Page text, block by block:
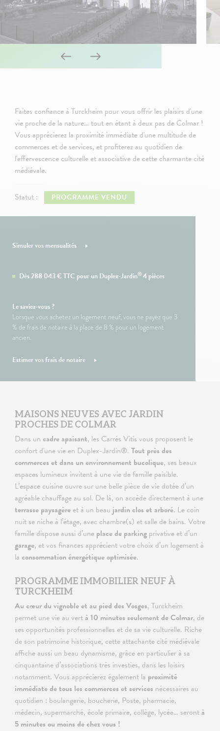
Faites confiance à Turckheim pour vous offrir les plaisirs d'une
vie proche de la nature… tout en étant à deux pas de Colmar !
Vous apprécierez la proximité immédiate d'une multitude de
commerces et de services, et profiterez au quotidien de
l'effervescence culturelle et associative de cette charmante cité
médiévale.
Statut : PROGRAMME VENDU
Simuler vos mensualités
Dès288 043€ TTC pour un Duplex-Jardin®4 pièces
Le saviez-vous ?
Lorsque vous achetez un logement neuf, vous ne payez que 3
% de frais de notaire à la place de 8 % pour un logement
ancien.
Estimer vos frais de notaire
MAISONS NEUVES AVEC JARDIN
PROCHES DE COLMAR
Dans un cadre apaisant, les Carrés Vitis vous proposent le
confort d'une vie en Duplex-Jardin®. Tout près des
commerces et dans un environnement bucolique, ses beaux
espaces lumineux invitent à une vie de famille paisible.
L’espace cuisine ouvre sur une belle pièce de vie dotée d’un
agréable chauffage au sol. De là, on accède directement à une
terrasse paysagère et à un beau jardin clos et arboré. Le coin
nuit se niche à l’étage, avec chambre(s) et salle de bains. Votre
famille dispose aussi d’une place de parking privative et d’un
garage, et vos finances apprécient votre choix d’un logement à
la consommation énergétique optimisée.
PROGRAMME IMMOBILIER NEUF À
TURCKHEIM
Au cœur du vignoble et au pied des Vosges, Turckheim
permet une vie au vertà 10 minutes seulement de Colmar, de
ses opportunités professionnelles et de sa vie culturelle. Riche
de son patrimoine historique, cette attachante cité médiévale
affiche aussi un beau dynamisme, grâce en particulier à sa
cinquantaine d’associations très investies, dans les loisirs
notamment. Vous apprécierez également la proximité
immédiate de tous les commerces et services nécessaires au
quotidien : boulangerie, boucherie, Poste, pharmacie,
médecin, supermarché, école primaire, collège, lycée… serontà
5 minutes ou moins de chez vous !